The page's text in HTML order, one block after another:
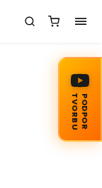
PODPOR
TVORBU